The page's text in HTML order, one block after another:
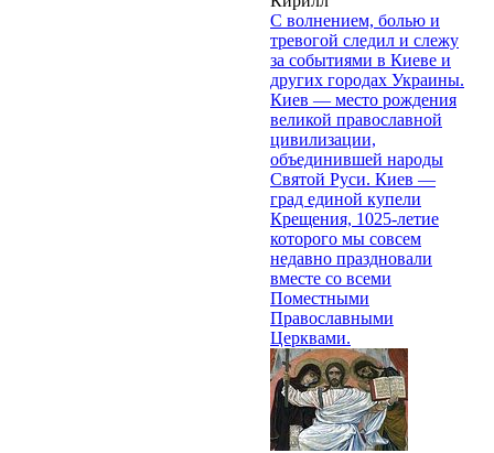
С волнением, болью и
тревогой следил и слежу
за событиями в Киеве и
других городах Украины.
Киев — место рождения
великой православной
цивилизации,
объединившей народы
Святой Руси. Киев —
град единой купели
Крещения, 1025-летие
которого мы совсем
недавно праздновали
вместе со всеми
Поместными
Православными
Церквами.